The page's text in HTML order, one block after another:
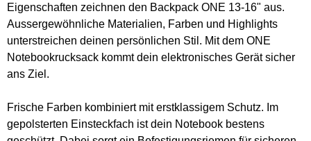
Eigenschaften zeichnen den Backpack ONE 13-16" aus.
Aussergewöhnliche Materialien, Farben und Highlights
unterstreichen deinen persönlichen Stil. Mit dem ONE
Notebookrucksack kommt dein elektronisches Gerät sicher
ans Ziel.
Frische Farben kombiniert mit erstklassigem Schutz. Im
gepolsterten Einsteckfach ist dein Notebook bestens